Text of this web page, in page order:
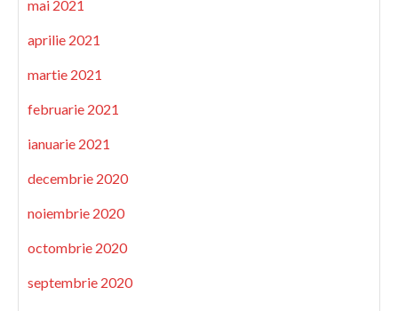
mai 2021
aprilie 2021
martie 2021
februarie 2021
ianuarie 2021
decembrie 2020
noiembrie 2020
octombrie 2020
septembrie 2020